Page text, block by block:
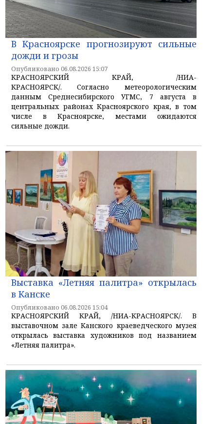
В Красноярске прогнозируют сильные
дожди и грозы
Опубликовано 06.08.2026 15:07
КРАСНОЯРСКИЙ КРАЙ, /НИА-
КРАСНОЯРСК/. Согласно метеорологическим
данным Среднесибирского УГМС, 7 августа в
центральных районах Красноярского края, в том
числе в Красноярске, местами ожидаются
сильные дожди.
Выставка «Летняя палитра» открылась
в Канске
Опубликовано 06.08.2026 15:04
КРАСНОЯРСКИЙ КРАЙ, /НИА-КРАСНОЯРСК/. В
выставочном зале Канского краеведческого музея
открылась выставка художников под названием
«Летняя палитра».